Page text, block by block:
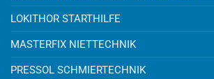
LOKITHOR STARTHILFE
MASTERFIX NIETTECHNIK
PRESSOL SCHMIERTECHNIK